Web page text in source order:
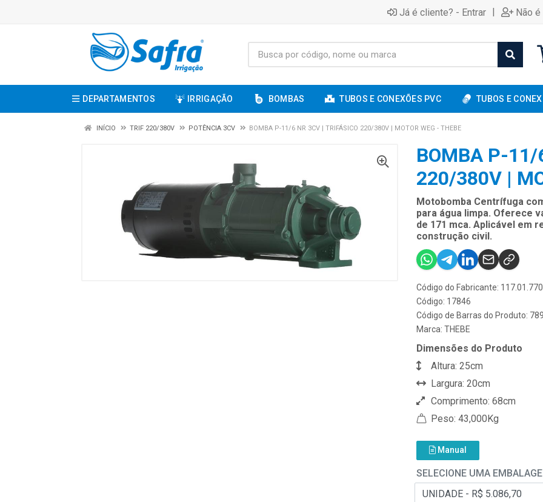
Já é cliente? - Entrar | Não
DEPARTAMENTOS IRRIGAÇÃO BOMBAS TUBOS E CONEXÕES PVC TUBOS E
INÍCIO TRIF 220/380V POTÊNCIA 3CV BOMBA P-11/6 NR 3CV | TRIFÁSICO 220/380V | MOTOR WEG - THEBE
BOMBA P-11/
220/380V |
Motobomba Centrífuga
para água limpa. Oferece
de 171 mca. Aplicável em
construção civil.
Código do Fabricante:
Código: 17846
Código de Barras do Produto:
Marca: THEBE
Dimensões do Produto
Altura: 25cm
Largura: 20cm
Comprimento: 68cm
Peso: 43,000Kg
Manual
SELECIONE UMA